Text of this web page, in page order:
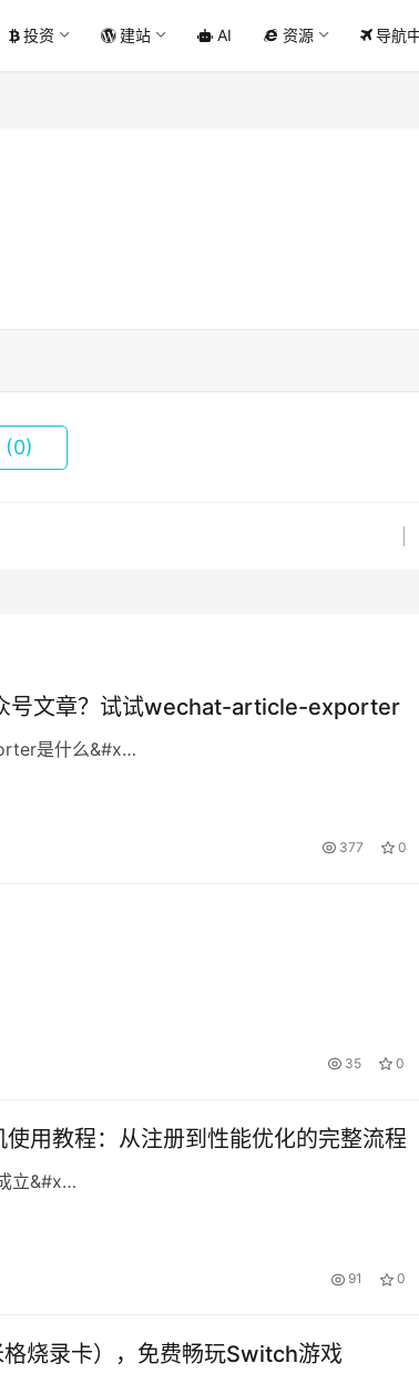
投资 建站 AI 资源 导航
(0)
号文章？试试wechat-article-exporter
是什么&#x…
377 0
35 0
用教程：从注册到性能优化的完整流程
立&#x…
91 0
烧录卡），免费畅玩Switch游戏